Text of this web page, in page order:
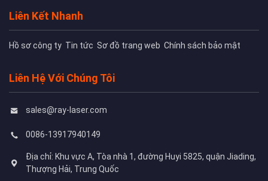
Liên Kết Nhanh
Hồ sơ công ty Tin tức Sơ đồ trang web Chính sách bảo mật
Liên Hệ Với Chúng Tôi
sales@ray-laser.com
0086-13917940149
Địa chỉ: Khu vực A, Tòa nhà 1, đường Huyi 5825, quận Jiading,
Thượng Hải, Trung Quốc